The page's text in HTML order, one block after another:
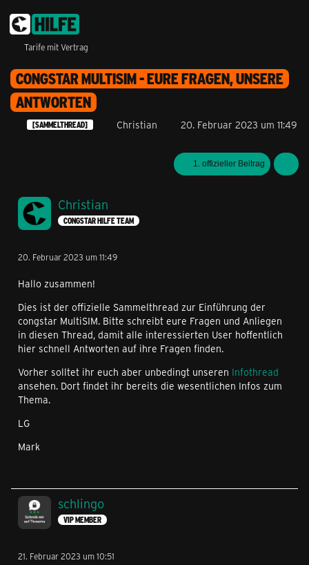
Tarife mit Vertrag
CONGSTAR MULTISIM - EURE FRAGEN, UNSERE
ANTWORTEN
[SAMMELTHREAD] Christian 20. Februar 2023 um 11:49
1. offizieller Beitrag
Christian
CONGSTAR HILFE TEAM
20. Februar 2023 um 11:49
Hallo zusammen!
Dies ist der offizielle Sammelthread zur Einführung der
congstar MultiSIM. Bitte schreibt eure Fragen und Anliegen
in diesen Thread, damit alle interessierten User hoffentlich
hier schnell Antworten auf ihre Fragen finden.
Vorher solltet ihr euch aber unbedingt unseren Infothread
ansehen. Dort findet ihr bereits die wesentlichen Infos zum
Thema.
LG
Mark
schlingo
VIP MEMBER
21. Februar 2023 um 10:51